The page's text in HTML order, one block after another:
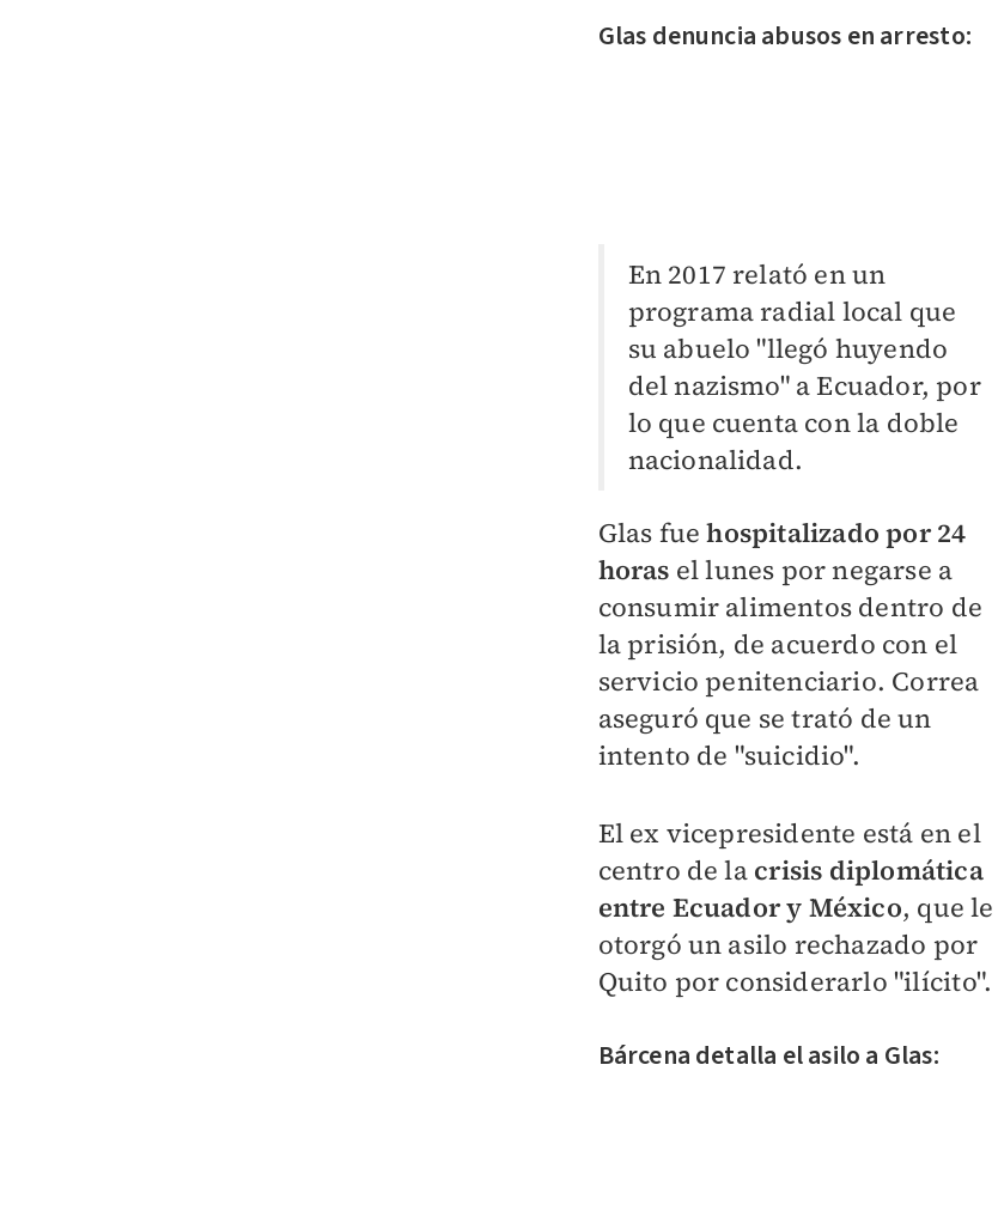
Glas denuncia abusos en arresto:
En 2017 relató en un
programa radial local que
su abuelo "llegó huyendo
del nazismo" a Ecuador, por
lo que cuenta con la doble
nacionalidad.
Glas fuehospitalizado por 24
horas el lunes por negarse a
consumir alimentos dentro de
la prisión, de acuerdo con el
servicio penitenciario. Correa
aseguró que se trató de un
intento de "suicidio".
El ex vicepresidente está en el
centro de la crisis diplomática
entre Ecuador y México, que le
otorgó un asilo rechazado por
Quito por considerarlo "ilícito".
Bárcena detalla el asilo a Glas: